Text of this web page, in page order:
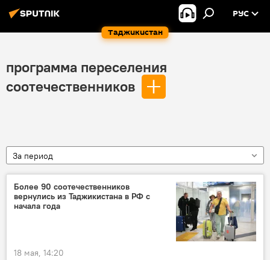
Таджикистан
РУС
программа переселения
соотечественников
За период
Более 90 соотечественников
вернулись из Таджикистана в РФ с
начала года
18 мая, 14:20